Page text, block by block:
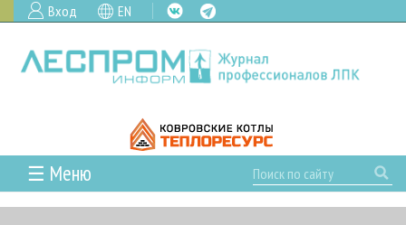
Вход EN
☰ Меню
ГЛАВНАЯ